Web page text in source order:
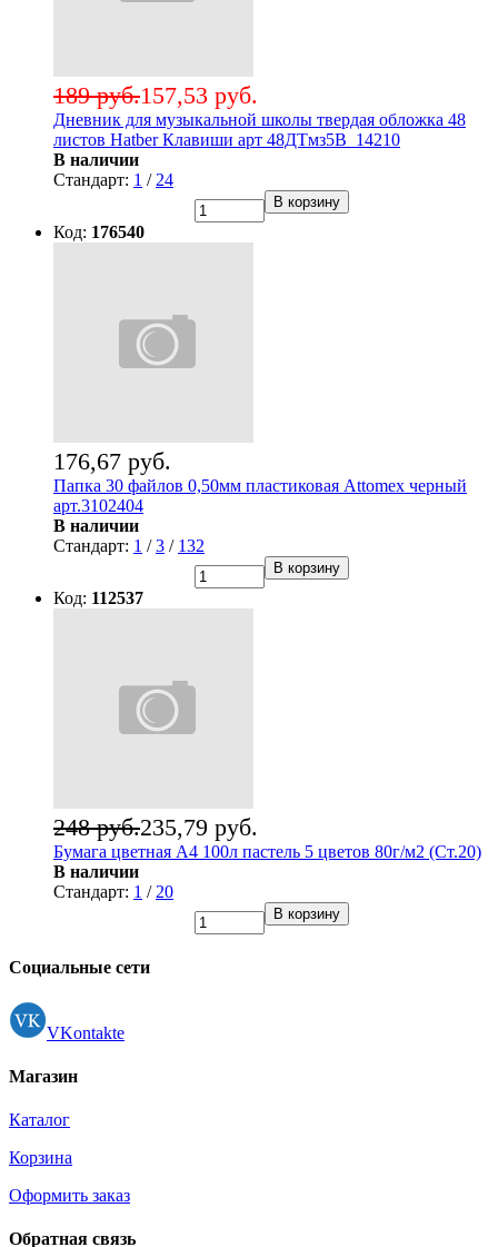
157,53 руб.
189 руб.
Дневник для музыкальной школы твердая обложка 48
листов Hatber Клавиши арт 48ДТмз5В_14210
В наличии
Стандарт: 1 / 24
В корзину
Код: 176540
176,67 руб.
Папка 30 файлов 0,50мм пластиковая Attomex черный
арт.3102404
В наличии
Стандарт: 1 /3 / 132
В корзину
Код: 112537
235,79 руб.
248 руб.
Бумага цветная А4 100л пастель 5 цветов 80г/м2 (Ст.20)
В наличии
Стандарт: 1 / 20
В корзину
Социальные сети
VKontakte
Магазин
Каталог
Корзина
Оформить заказ
Обратная связь